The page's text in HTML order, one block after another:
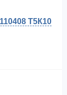
Т5К10